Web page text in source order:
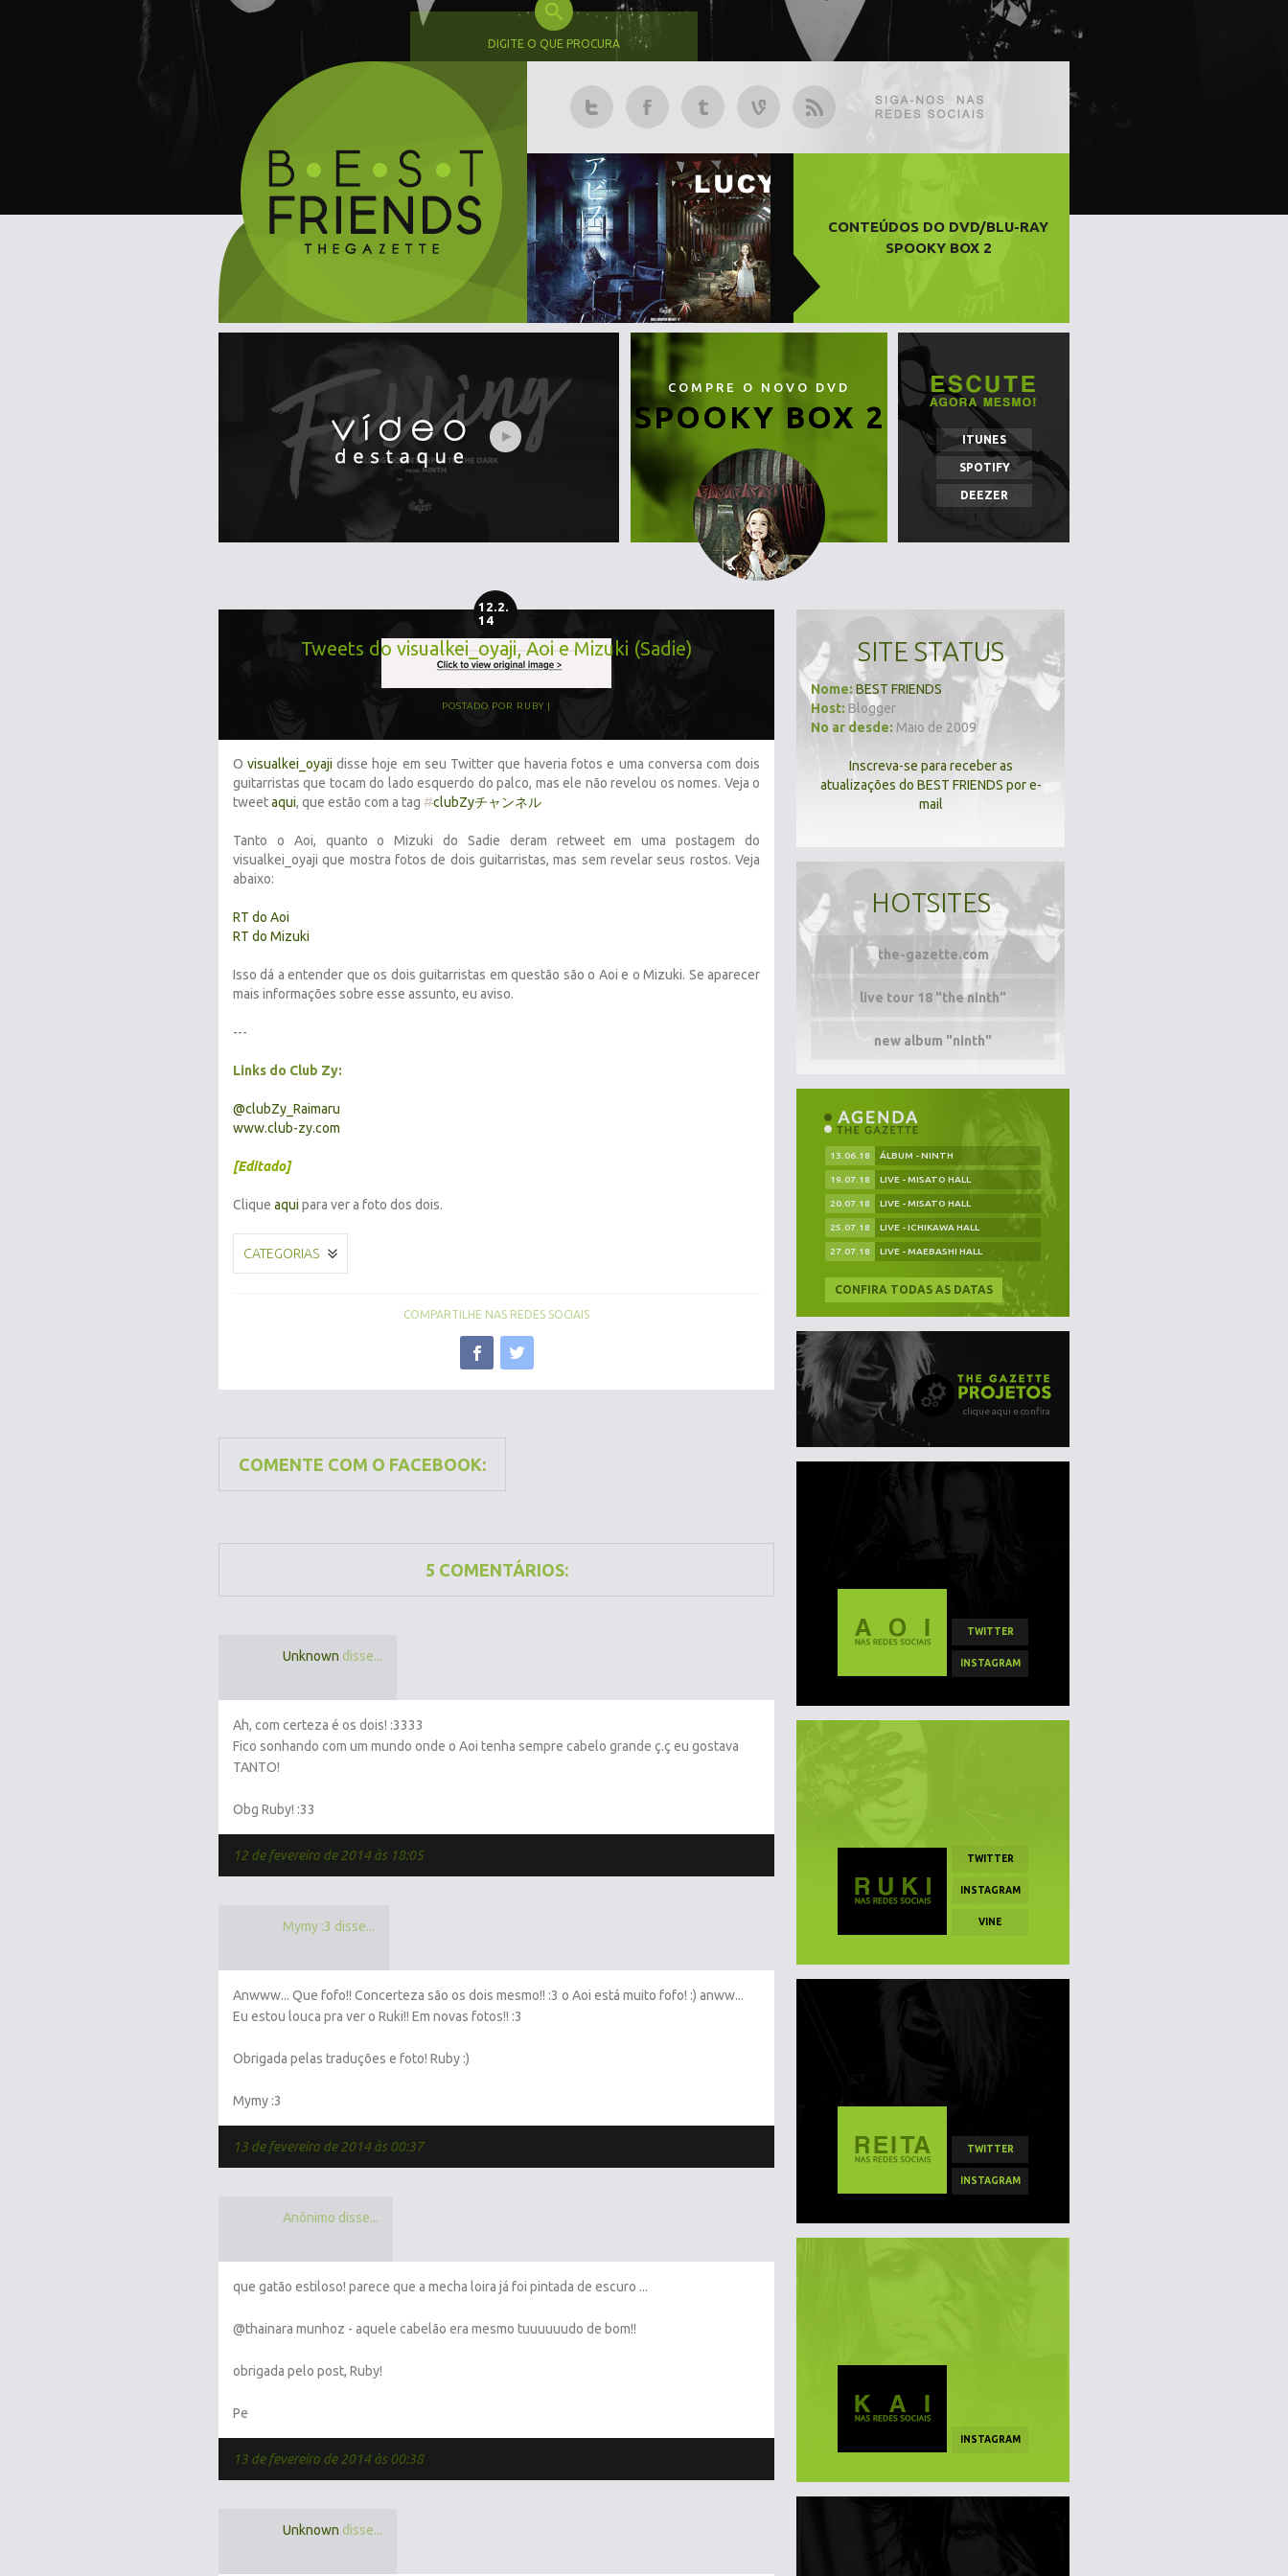
DIGITE O QUE PROCURA
CONTEÚDOS DO DVD/BLU-RAY
SPOOKY BOX 2
COMPRE O NOVO DVD
SPOOKY BOX 2
ITUNES
SPOTIFY
DEEZER
12.2.
14
Tweets do visualkei_oyaji, Aoi e Mizuki (Sadie)
POSTADO POR RUBY
Ovisualkei_oyaji disse hoje em seu Twitter que haveria fotos e uma conversa com dois
guitarristas que tocam do lado esquerdo do palco, mas ele não revelou os nomes. Veja o
tweetaqui, que estão com a tag #clubZyチャンネル
Tanto o Aoi, quanto o Mizuki do Sadie deram retweet em uma postagem do
visualkei_oyaji que mostra fotos de dois guitarristas, mas sem revelar seus rostos. Veja
abaixo:
RT do Aoi
RT do Mizuki
Isso dá a entender que os dois guitarristas em questão são o Aoi e o Mizuki. Se aparecer
mais informações sobre esse assunto, eu aviso.
---
Links do Club Zy:
@clubZy_Raimaru
www.club-zy.com
[Editado]
Clique aqui para ver a foto dos dois.
CATEGORIAS
COMPARTILHE NAS REDES SOCIAIS
COMENTE COM O FACEBOOK:
5 COMENTÁRIOS:
Unknown disse...
Ah, com certeza é os dois! :3333
Fico sonhando com um mundo onde o Aoi tenha sempre cabelo grande ç.ç eu gostava
TANTO!
Obg Ruby! :33
12 de fevereiro de 2014 às 18:05
Mymy :3 disse...
Anwww... Que fofo!! Concerteza são os dois mesmo!! :3 o Aoi está muito fofo! :) anww...
Eu estou louca pra ver o Ruki!! Em novas fotos!! :3
Obrigada pelas traduções e foto! Ruby :)
Mymy :3
13 de fevereiro de 2014 às 00:37
Anônimo disse...
que gatão estiloso! parece que a mecha loira já foi pintada de escuro ...
@thainara munhoz - aquele cabelão era mesmo tuuuuuudo de bom!!
obrigada pelo post, Ruby!
Pe
13 de fevereiro de 2014 às 00:38
Unknown disse...
SITE STATUS
Nome: BEST FRIENDS
Host: Blogger
No ar desde: Maio de 2009
Inscreva-se para receber as
atualizações do BEST FRIENDS por e-
mail
HOTSITES
the-gazette.com
live tour 18 "the ninth"
new album "ninth"
13.06.18 ÁLBUM - NINTH
19.07.18 LIVE - MISATO HALL
20.07.18 LIVE - MISATO HALL
25.07.18 LIVE - ICHIKAWA HALL
27.07.18 LIVE - MAEBASHI HALL
CONFIRA TODAS AS DATAS
clique aqui e confira
TWITTER
INSTAGRAM
TWITTER
INSTAGRAM
VINE
TWITTER
INSTAGRAM
INSTAGRAM